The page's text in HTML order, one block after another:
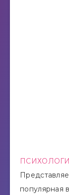
популярная